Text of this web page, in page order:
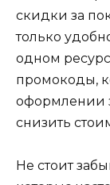
скидки за
только
одном
промокоды,
оформлении
снизить
Не стоит